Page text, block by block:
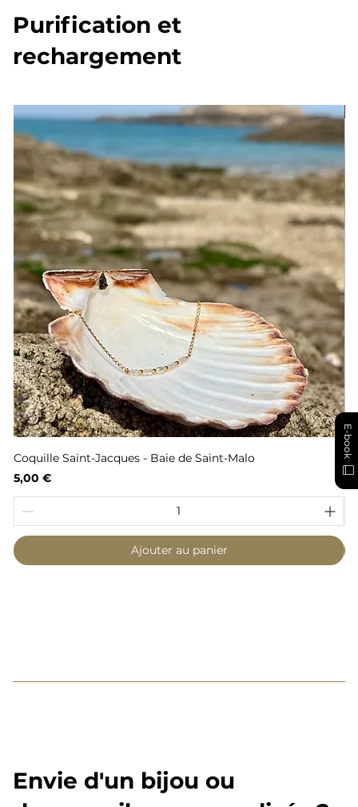
Purification et
rechargement
Coquille Saint-Jacques - Baie de Saint-Malo
Prix
5,00 €
Ajouter au panier
Envie d'un bijou ou
E-book